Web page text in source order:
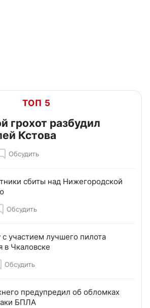
ТОП 5
грохот разбудил
Кстова
Обсудить
сбиты над Нижегородской
Обсудить
участием лучшего пилота
в Чкаловске
Обсудить
предупредил об обломках
БПЛА